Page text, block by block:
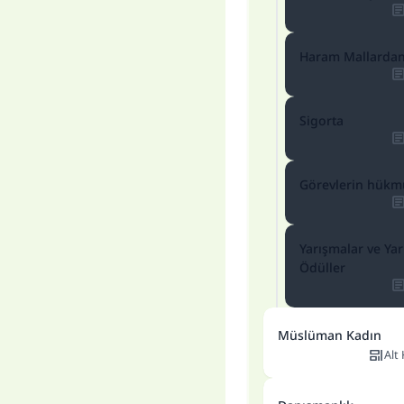
Haram
Sigorta
Görevlerin
Yarışmalar ve
Ödüller
Müslüman Kadın
Alt